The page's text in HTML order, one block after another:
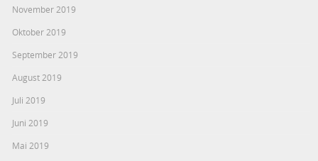
November 2019
Oktober 2019
September 2019
August 2019
Juli 2019
Juni 2019
Mai 2019